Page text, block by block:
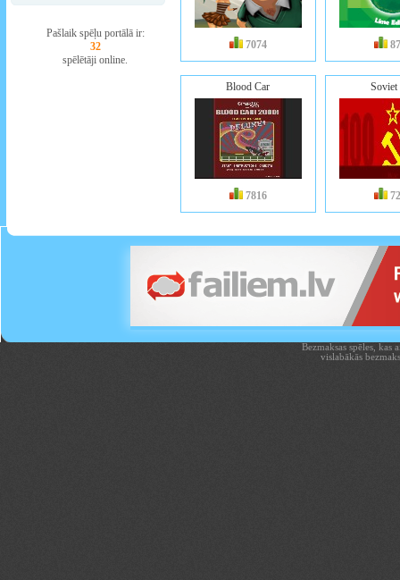
Pašlaik spēļu portālā ir:
32
spēlētāji online.
7074
Blood Car
7816
Soviet
Bezmaksas spēles,
vislabākās